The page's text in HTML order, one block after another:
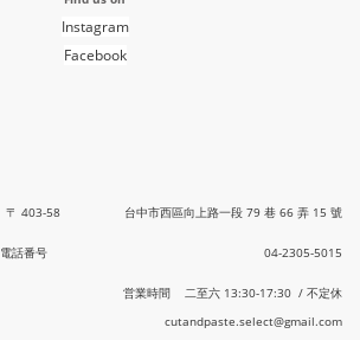
Instagram
Facebook
〒 403-58 台中市西區向上路一段 79 巷 66 弄 15 號
電話番号 04-2305-5015
営業時間 二至六 13:30-17:30 / 不定休
cutandpaste.select@gmail.com